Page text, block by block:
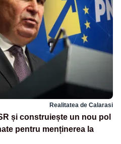
Realitatea de Calarasi
și construiește un nou pol
pentru menținerea la